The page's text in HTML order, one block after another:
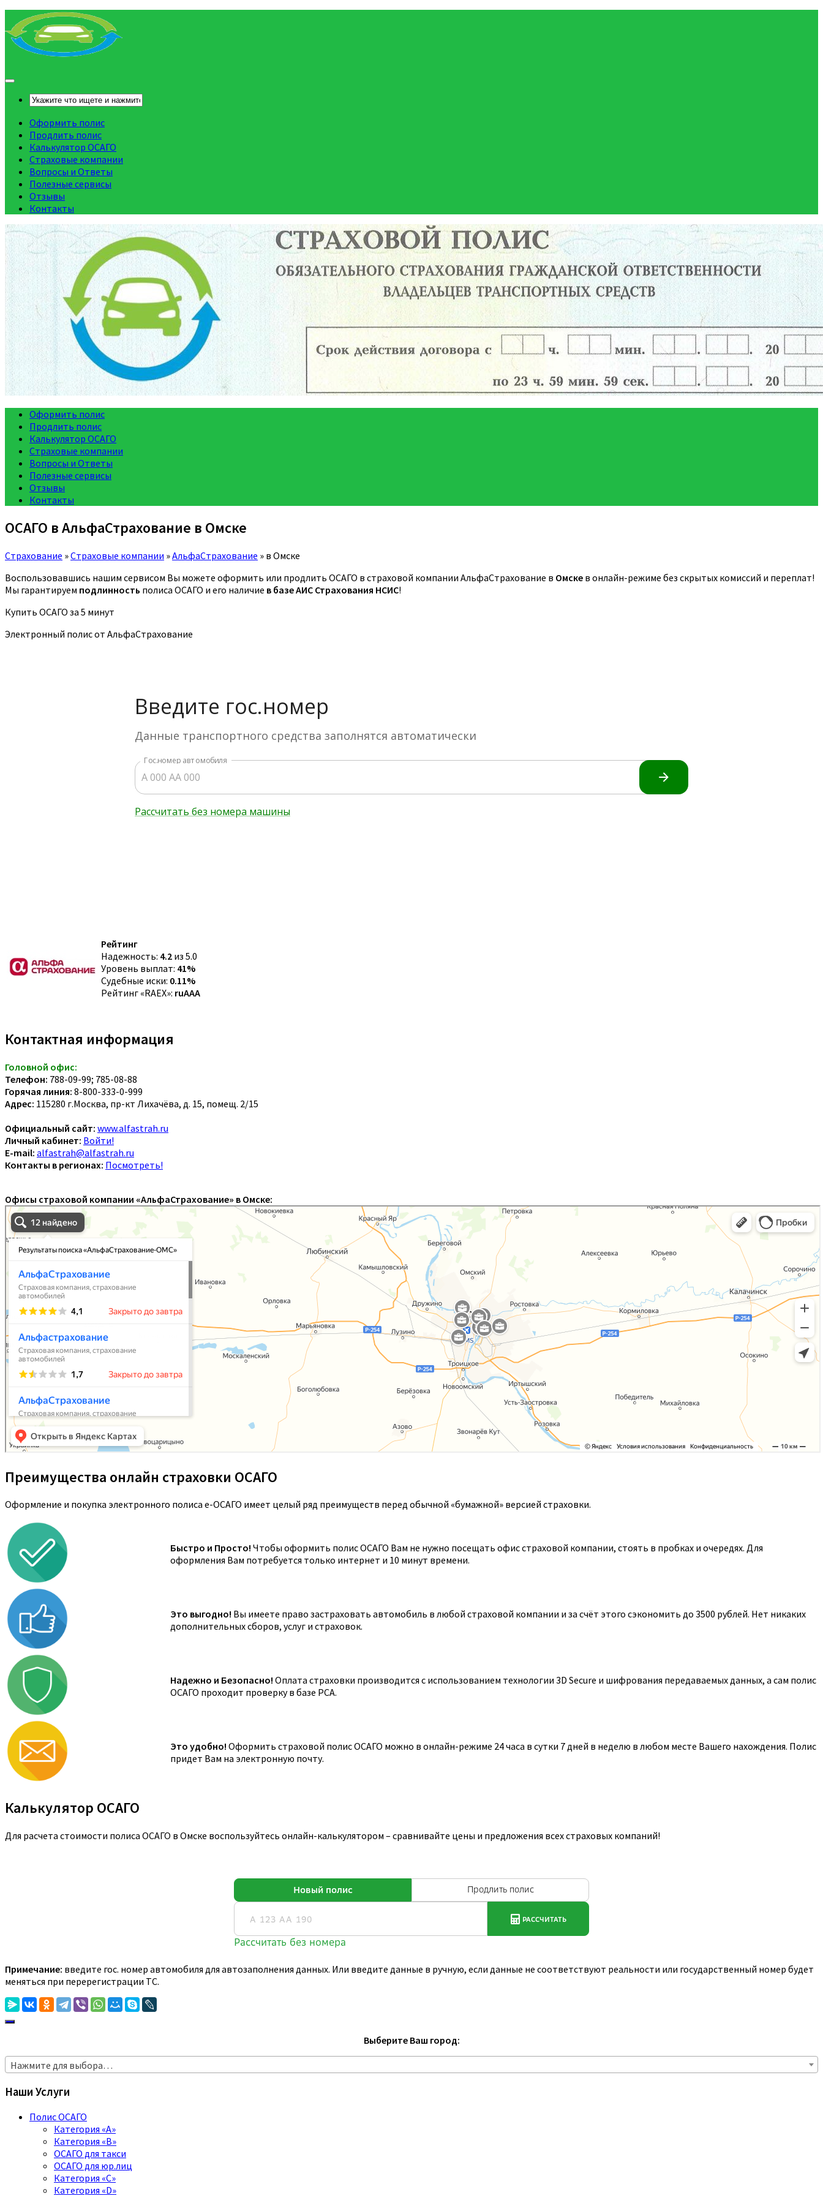
Оформить полис
Продлить полис
Калькулятор ОСАГО
Страховые компании
Вопросы и Ответы
Полезные сервисы
Отзывы
Контакты
Оформить полис
Продлить полис
Калькулятор ОСАГО
Страховые компании
Вопросы и Ответы
Полезные сервисы
Отзывы
Контакты
ОСАГО в АльфаСтрахование в Омске
Страхование »Страховые компании »АльфаСтрахование » в Омске
Воспользовавшись нашим сервисом Вы можете оформить или продлить ОСАГО в страховой компании АльфаСтрахование в Омске в онлайн-режиме без скрытых комиссий и переплат!
Мы гарантируем подлинность полиса ОСАГО и его наличие в базе АИС Страхования НСИС!
Купить ОСАГО за 5 минут
Электронный полис от АльфаСтрахование
Рейтинг
Надежность: 4.2 из 5.0
Уровень выплат: 41%
Судебные иски: 0.11%
Рейтинг «RAEX»: ruAAA
Контактная информация
Головной офис:
Телефон: 788-09-99; 785-08-88
Горячая линия: 8-800-333-0-999
Адрес: 115280 г.Москва, пр-кт Лихачёва, д. 15, помещ. 2/15
Официальный сайт: www.alfastrah.ru
Личный кабинет: Войти!
E-mail: alfastrah@alfastrah.ru
Контакты в регионах: Посмотреть!
Офисы страховой компании «АльфаСтрахование» в Омске:
Преимущества онлайн страховки ОСАГО
Оформление и покупка электронного полиса е-ОСАГО имеет целый ряд преимуществ перед обычной «бумажной» версией страховки.
Быстро и Просто! Чтобы оформить полис ОСАГО Вам не нужно посещать офис страховой компании, стоять в пробках и очередях. Для
оформления Вам потребуется только интернет и 10 минут времени.
Это выгодно! Вы имеете право застраховать автомобиль в любой страховой компании и за счёт этого сэкономить до 3500 рублей. Нет никаких
дополнительных сборов, услуг и страховок.
Надежно и Безопасно! Оплата страховки производится с использованием технологии 3D Secure и шифрования передаваемых данных, а сам полис
ОСАГО проходит проверку в базе РСА.
Это удобно! Оформить страховой полис ОСАГО можно в онлайн-режиме 24 часа в сутки 7 дней в неделю в любом месте Вашего нахождения. Полис
придет Вам на электронную почту.
Калькулятор ОСАГО
Для расчета стоимости полиса ОСАГО в Омске воспользуйтесь онлайн-калькулятором – сравнивайте цены и предложения всех страховых компаний!
Примечание: введите гос. номер автомобиля для автозаполнения данных. Или введите данные в ручную, если данные не соответствуют реальности или государственный номер будет
меняться при перерегистрации ТС.
Выберите Ваш город:
Нажмите для выбора…
Наши Услуги
Полис ОСАГО
Категория «A»
Категория «B»
ОСАГО для такси
ОСАГО для юр.лиц
Категория «C»
Категория «D»